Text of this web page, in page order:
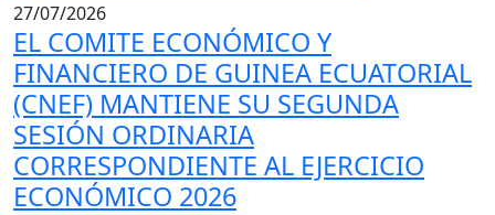
27/07/2026
EL COMITE ECONÓMICO Y
FINANCIERO DE GUINEA ECUATORIAL
(CNEF) MANTIENE SU SEGUNDA
SESIÓN ORDINARIA
CORRESPONDIENTE AL EJERCICIO
ECONÓMICO 2026